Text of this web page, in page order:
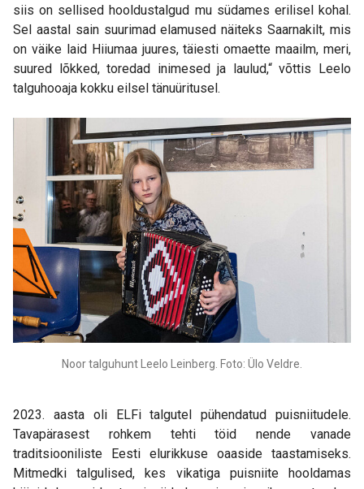
siis on sellised hooldustalgud mu südames erilisel kohal.
Sel aastal sain suurimad elamused näiteks Saarnakilt, mis
on väike laid Hiiumaa juures, täiesti omaette maailm, meri,
suured lõkked, toredad inimesed ja laulud,“ võttis Leelo
talguhooaja kokku eilsel tänuüritusel.
Noor talguhunt Leelo Leinberg. Foto: Ülo Veldre.
2023. aasta oli ELFi talgutel pühendatud puisniitudele.
Tavapärasest rohkem tehti töid nende vanade
traditsiooniliste Eesti elurikkuse oaaside taastamiseks.
Mitmedki talgulised, kes vikatiga puisniite hooldamas